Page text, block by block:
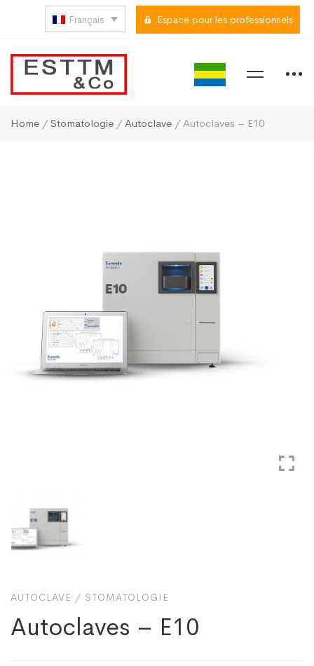
Français Espace pour les professionnels
Home / Stomatologie / Autoclave / Autoclaves – E10
AUTOCLAVE / STOMATOLOGIE
Autoclaves – E10